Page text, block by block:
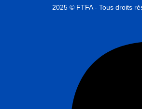
2025 © FTFA - Tous droits